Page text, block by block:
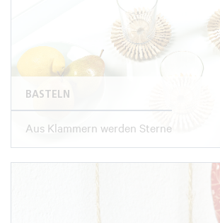
BASTELN
Aus Klammern werden Sterne